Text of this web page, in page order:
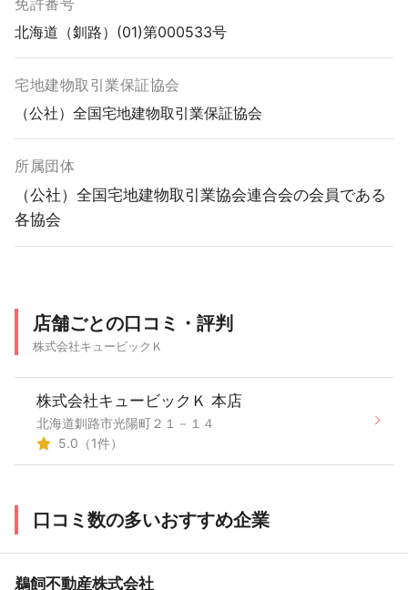
北海道（釧路）(01)第000533号
宅地建物取引業保証協会
（公社）全国宅地建物取引業保証協会
所属団体
（公社）全国宅地建物取引業協会連合会の会員である
各協会
店舗ごとの口コミ・評判
株式会社キュービックＫ
株式会社キュービックＫ 本店
北海道釧路市光陽町２１－１４
5.0（1件）
口コミ数の多いおすすめ企業
鵜飼不動産株式会社